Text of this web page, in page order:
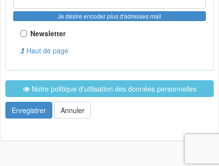
Je désire encoder plus d'adresses mail
Newsletter
Haut de page
Notre politique d'utilisation des données personnelles
Enregistrer Annuler